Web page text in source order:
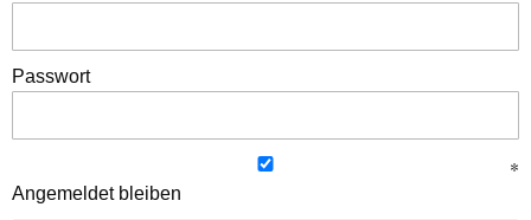
Passwort
Angemeldet bleiben